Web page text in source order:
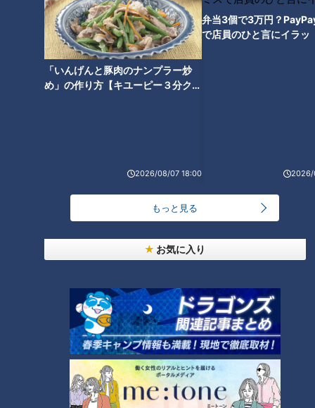
「いんげんと豚肉のナンプラー炒
め」の作り方【キユーピー３分クッ
2026/08/07 18:00
弁当3個で3万円？
で店員のひと言にイラッ
2026/
もっと見る
お気に入り
宏斗なら勝ってくれるはず。
宏斗ならこれぐらい投げてくれるはず。
宏斗なら…。
ファンから寄せられる熱い言葉はしっかり届いていた。時とし
高橋宏投手「特別悪い状態ではないです。ただ勝てていない。
先発ピッチャーとしてチームの役に立てていない」
わばチームのエースとして位置づけられているわけで、彼で試
もダメージが大きい。その点を理解していると分かる言葉を続
高橋宏投手「自分の役割はチームを勝たせること」
ファン同様に頭の中に渦巻いているのは勝利への渇望だった。